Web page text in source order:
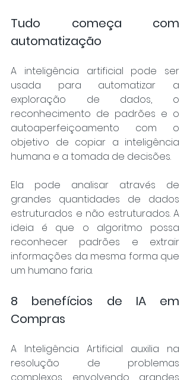
Tudo começa com
automatização
A inteligência artificial pode ser
usada para automatizar a
exploração de dados, o
reconhecimento de padrões e o
autoaperfeiçoamento com o
objetivo de copiar a inteligência
humana e a tomada de decisões.
Ela pode analisar através de
grandes quantidades de dados
estruturados e não estruturados. A
ideia é que o algoritmo possa
reconhecer padrões e extrair
informações da mesma forma que
um humano faria.
8 benefícios de IA em
Compras
A Inteligência Artificial auxilia na
resolução de problemas